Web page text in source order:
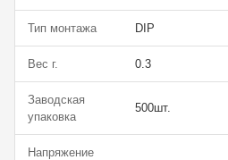
Тип монтажа DIP
Вес г. 0.3
Заводская
упаковка
500шт.
Напряжение